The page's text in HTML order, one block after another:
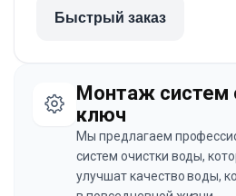
Быстрый заказ
Монтаж систем
ключ
Мы предлагаем
систем очистки воды,
улучшат качество воды,